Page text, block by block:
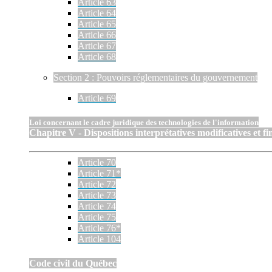
Article 63
Article 64
Article 65
Article 66
Article 67
Article 68
Section 2 : Pouvoirs réglementaires du gouvernement
Article 69
Loi concernant le cadre juridique des technologies de l'information
Chapitre V - Dispositions interprétatives modificatives et
Article 70
Article 71*
Article 72
Article 73
Article 74
Article 75
Article 76*
Article 104
Code civil du Québec